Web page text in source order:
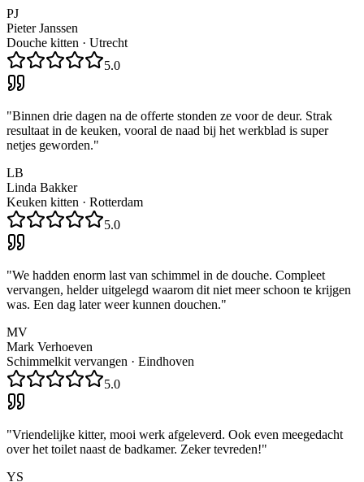
PJ
Pieter Janssen
Douche kitten · Utrecht
5.0
"Binnen drie dagen na de offerte stonden ze voor de deur. Strak
resultaat in de keuken, vooral de naad bij het werkblad is super
netjes geworden."
LB
Linda Bakker
Keuken kitten · Rotterdam
5.0
"We hadden enorm last van schimmel in de douche. Compleet
vervangen, helder uitgelegd waarom dit niet meer schoon te krijgen
was. Een dag later weer kunnen douchen."
MV
Mark Verhoeven
Schimmelkit vervangen · Eindhoven
5.0
"Vriendelijke kitter, mooi werk afgeleverd. Ook even meegedacht
over het toilet naast de badkamer. Zeker tevreden!"
YS